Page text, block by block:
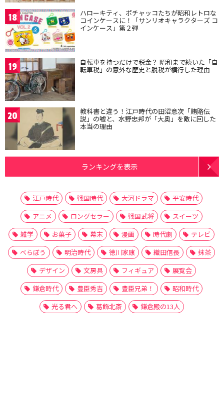
18 ハローキティ、ポチャッコたちが昭和レトロな
コインケースに！「サンリオキャラクターズ コ
インケース」第２弾
19 自転車を持つだけで税金？ 昭和まで続いた「自
転車税」の意外な歴史と脱税が横行した理由
20 教科書と違う！江戸時代の田沼意次「賄賂伝
説」の嘘と、水野忠邦が「大奥」を敵に回した
本当の理由
ランキングを表示
江戸時代 戦国時代 大河ドラマ
平安時代
アニメ
ロングセラー 戦国武将
スイーツ
雑学
お菓子 幕末 漫画 時代劇
テレビ
べらぼう
明治時代 徳川家康 織田信長
抹茶
デザイン
文房具 フィギュア
展覧会
鎌倉時代
豊臣秀吉 豊臣兄弟！
昭和時代
光る君へ
葛飾北斎 鎌倉殿の13人